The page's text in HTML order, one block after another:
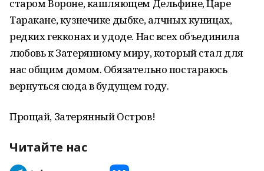
старом Вороне, кашляющем Дельфине, Царе
Таракане, кузнечике дыбке, алчных куницах,
редких гекконах и удоде. Нас всех объединила
любовь к Затерянному миру, который стал для
нас общим домом. Обязательно постараюсь
вернуться сюда в будущем году.
Прощай, Затерянный Остров!
Читайте нас